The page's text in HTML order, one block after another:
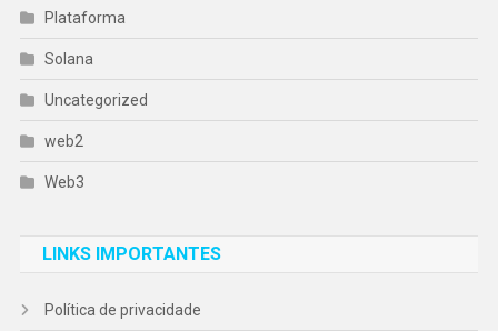
Plataforma
Solana
Uncategorized
web2
Web3
LINKS IMPORTANTES
Política de privacidade